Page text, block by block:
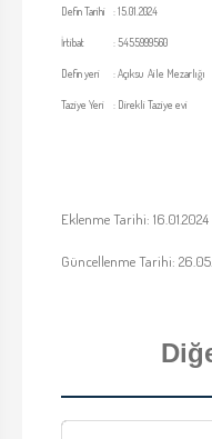
Defin Tarihi :15.01.2024
İrtibat :5455999560
Defin yeri :Açıksu Aile Mezarlığı
Taziye Yeri : Direkli Taziye evi
Eklenme Tarihi:
Güncellenme Tarihi: